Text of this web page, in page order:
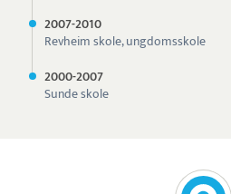
2007-2010
Revheim skole, ungdomsskole
2000-2007
Sunde skole